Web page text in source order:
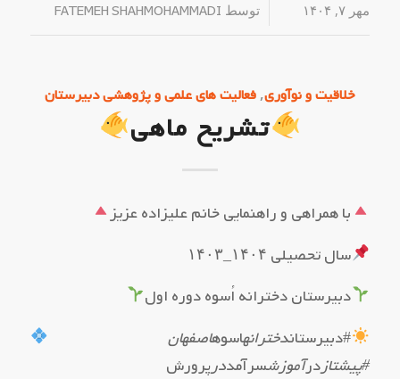
مهر ۷, ۱۴۰۴ / توسط FATEMEH SHAHMOHAMMADI
خلاقیت و نوآوری, فعالیت های علمی و پژوهشی دبیرستان
تشریح ماهی
با همراهی و راهنمایی خانم علیزاده عزیز
سال تحصیلی ۱۴۰۴_۱۴۰۳
دبیرستان دخترانه اُسوه دوره اول
#دبیرستاندخترانهاسوهاصفهان
#پیشتازدرآموزشسرآمددرپرورش